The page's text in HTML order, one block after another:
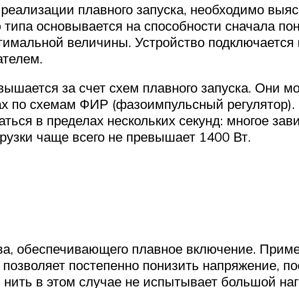
плавного запуска, необходимо
основывается на способности сначала
величины. Устройство
за счет схем плавного запуска. Они
по схемам ФИР (фазоимпульсный регулятор).
в пределах нескольких секунд: многое
чаще всего не превышает 1400 Вт.
обеспечивающего плавное включение.
постепенно понизить напряжение,
в этом случае не испытывает большой